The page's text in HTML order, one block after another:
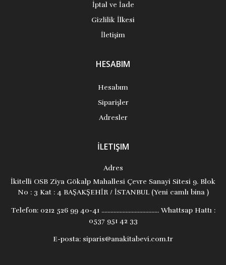
İptal ve İade
Gizlilik İlkesi
İletişim
HESABIM
Hesabım
Siparişler
Adresler
İLETIŞIM
Adres
İkitelli OSB Ziya Gökalp Mahallesi Çevre Sanayi Sitesi 9. Blok
No : 3 Kat : 4 BAŞAKŞEHİR / İSTANBUL (Yeni camlı bina )
Telefon:0212 526 99 40-41 ...................................... Whattsap Hattı :
0537 951 42 33
E-posta: siparis@anakitabevi.com.tr